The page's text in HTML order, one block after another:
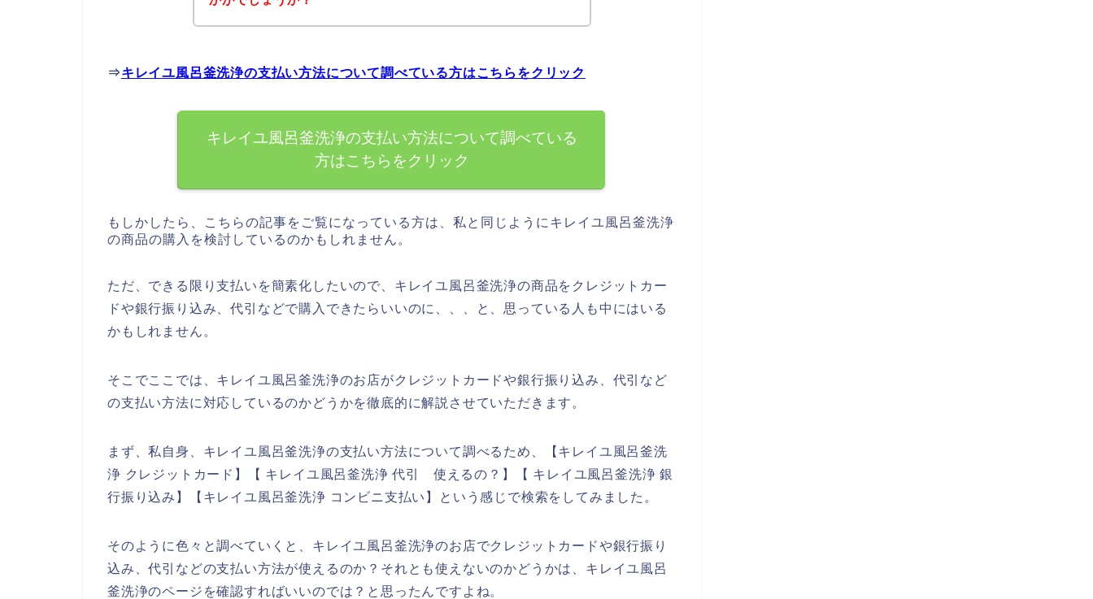
⇒キレイユ風呂釜洗浄の支払い方法について調べている方はこちらをクリック
キレイユ風呂釜洗浄の支払い方法について調べている
方はこちらをクリック
もしかしたら、こちらの記事をご覧になっている方は、私と同じようにキレイユ風呂釜洗浄
の商品の購入を検討しているのかもしれません。
ただ、できる限り支払いを簡素化したいので、キレイユ風呂釜洗浄の商品をクレジットカー
ドや銀行振り込み、代引などで購入できたらいいのに、、、と、思っている人も中にはいる
かもしれません。
そこでここでは、キレイユ風呂釜洗浄のお店がクレジットカードや銀行振り込み、代引など
の支払い方法に対応しているのかどうかを徹底的に解説させていただきます。
まず、私自身、キレイユ風呂釜洗浄の支払い方法について調べるため、【キレイユ風呂釜洗
浄 クレジットカード】【 キレイユ風呂釜洗浄 代引 使えるの？】【 キレイユ風呂釜洗浄 銀
行振り込み】【キレイユ風呂釜洗浄 コンビニ支払い】という感じで検索をしてみました。
そのように色々と調べていくと、キレイユ風呂釜洗浄のお店でクレジットカードや銀行振り
込み、代引などの支払い方法が使えるのか？それとも使えないのかどうかは、キレイユ風呂
釜洗浄のページを確認すればいいのでは？と思ったんですよね。